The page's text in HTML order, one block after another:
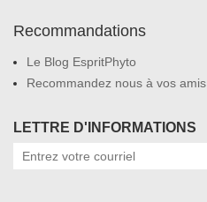
Recommandations
Le Blog EspritPhyto
Recommandez nous à vos amis
LETTRE D'INFORMATIONS